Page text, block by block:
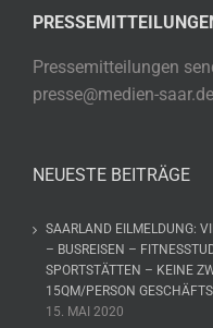
Pressemitteilungen
presse@medien-saar.de
NEUESTE BEITRÄGE
SAARLAND EILMELDUNG:
– BUSREISEN –
SPORTSTÄTTEN – KEINE
15QM/PERSON
15. MAI 2020